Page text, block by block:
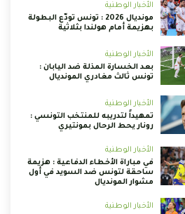
الأخبار الوطنية
مونديال 2026 : تونس تودّع البطولة
بهزيمة أمام هولندا بثلاثية
الأخبار الوطنية
بعد الخسارة المذلة ضد اليابان :
تونس ثالث مغادري المونديال
الأخبار الوطنية
تمهيداً لتدريبه للمنتخب التونسي :
رونار يحط الرحال بمونتيري
الأخبار الوطنية
في مباراة الأخطاء الدفاعية : هزيمة
ساحقة لتونس ضد السويد في أول
مشوار المونديال
الأخبار الوطنية